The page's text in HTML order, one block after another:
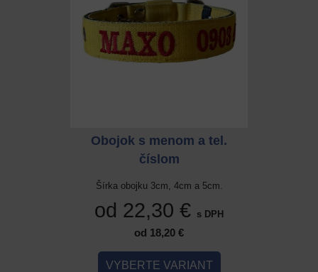
Obojok s menom a tel.
číslom
Šírka obojku 3cm, 4cm a 5cm.
od 22,30 € s DPH
od 18,20 €
VYBERTE VARIANT